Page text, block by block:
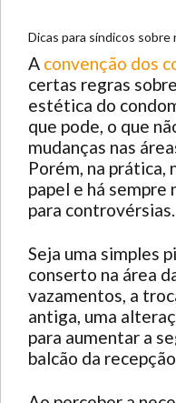
Dicas para síndicos sobre
A convenção dos
certas regras
estética do
que pode, o que
mudanças nas
Porém, na
papel e há sempre
para controvérsias.
Seja uma simples
conserto na área
vazamentos, a
antiga, uma
para aumentar a
balcão da